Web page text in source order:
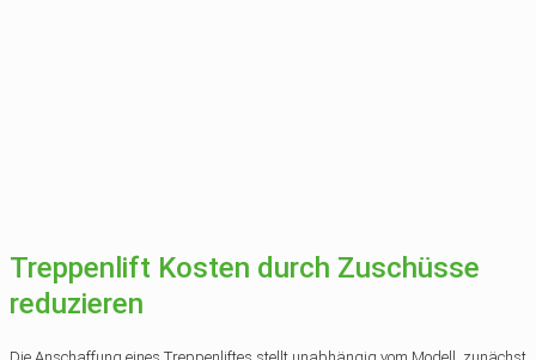
Treppenlift Kosten durch Zuschüsse
reduzieren